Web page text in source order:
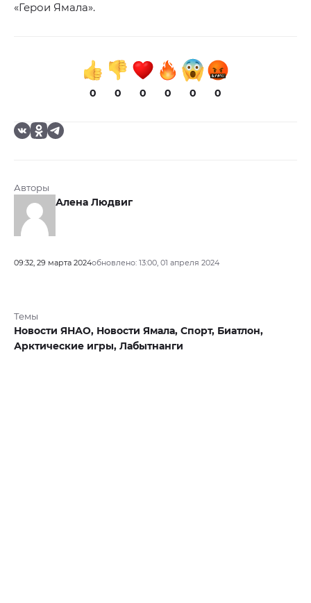
«Герои Ямала».
0 0 0 0 0 0
Авторы
Алена Людвиг
09:32, 29 марта 2024обновлено: 13:00, 01 апреля 2024
Темы
Новости ЯНАО, Новости Ямала, Спорт, Биатлон,
Арктические игры, Лабытнанги